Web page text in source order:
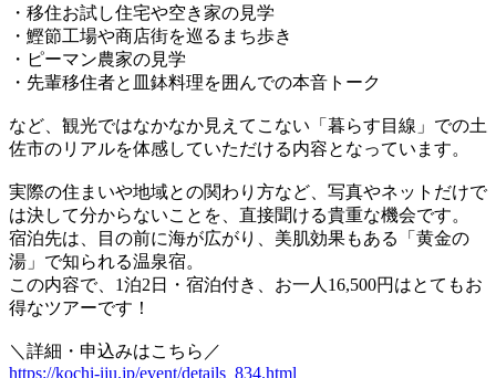
・移住お試し住宅や空き家の見学
・鰹節工場や商店街を巡るまち歩き
・ピーマン農家の見学
・先輩移住者と皿鉢料理を囲んでの本音トーク
など、観光ではなかなか見えてこない「暮らす目線」での土
佐市のリアルを体感していただける内容となっています。
実際の住まいや地域との関わり方など、写真やネットだけで
は決して分からないことを、直接聞ける貴重な機会です。
宿泊先は、目の前に海が広がり、美肌効果もある「黄金の
湯」で知られる温泉宿。
この内容で、1泊2日・宿泊付き、お一人16,500円はとてもお
得なツアーです！
＼詳細・申込みはこちら／
https://kochi-iju.jp/event/details_834.html